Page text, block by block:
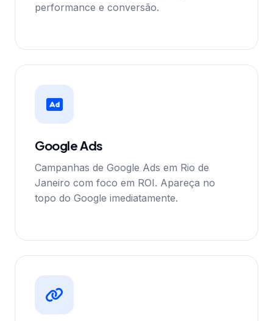
performance e conversão.
Google Ads
Campanhas de Google Ads em Rio de
Janeiro com foco em ROI. Apareça no
topo do Google imediatamente.